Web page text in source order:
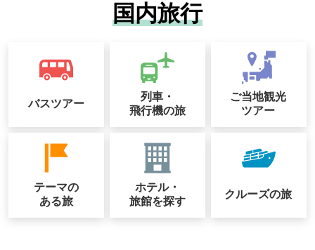
国内旅行
バスツアー
列車・
飛行機の旅
ご当地観光
ツアー
テーマの
ある旅
ホテル・
旅館を探す
クルーズの旅